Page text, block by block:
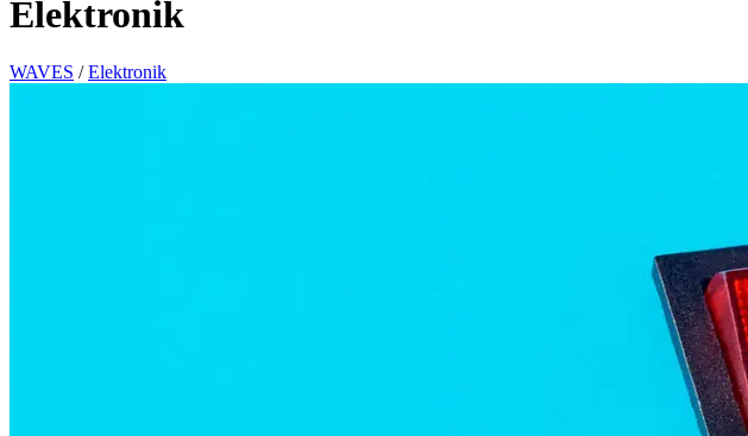
Elektronik
WAVES /Elektronik